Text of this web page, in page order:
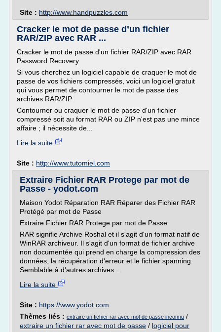
Site : http://www.handpuzzles.com
Cracker le mot de passe d’un fichier
RAR/ZIP avec RAR ...
Cracker le mot de passe d'un fichier RAR/ZIP avec RAR
Password Recovery
Si vous cherchez un logiciel capable de craquer le mot de
passe de vos fichiers compressés, voici un logiciel gratuit
qui vous permet de contourner le mot de passe des
archives RAR/ZIP.
Contourner ou craquer le mot de passe d'un fichier
compressé soit au format RAR ou ZIP n'est pas une mince
affaire ; il nécessite de...
Lire la suite
Site : http://www.tutomiel.com
Extraire Fichier RAR Protege par mot de
Passe - yodot.com
Maison Yodot Réparation RAR Réparer des Fichier RAR
Protégé par mot de Passe
Extraire Fichier RAR Protege par mot de Passe
RAR signifie Archive Roshal et il s'agit d'un format natif de
WinRAR archiveur. Il s'agit d'un format de fichier archive
non documentée qui prend en charge la compression des
données, la récupération d'erreur et le fichier spanning.
Semblable à d'autres archives...
Lire la suite
Site : https://www.yodot.com
Thèmes liés : extraire un fichier rar avec mot de passe inconnu /
extraire un fichier rar avec mot de passe / logiciel pour